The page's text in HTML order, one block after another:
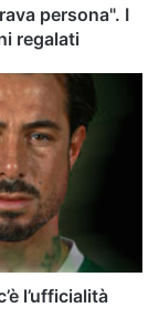
persona". I
regalati
l’ufficialità